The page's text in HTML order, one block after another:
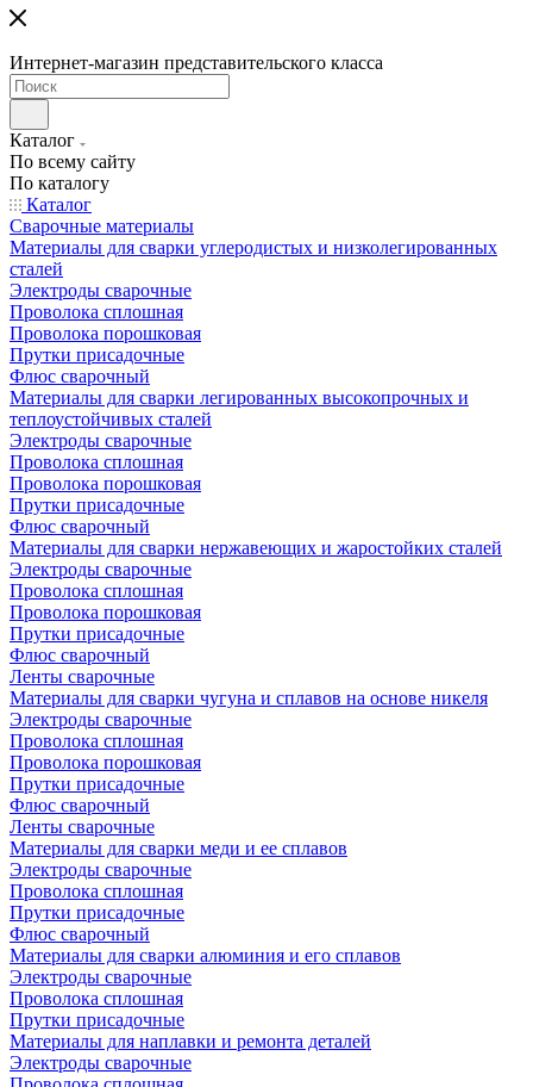
Интернет-магазин представительского класса
Каталог
По всему сайту
По каталогу
Каталог
Сварочные материалы
Материалы для сварки углеродистых и низколегированных
сталей
Электроды сварочные
Проволока сплошная
Проволока порошковая
Прутки присадочные
Флюс сварочный
Материалы для сварки легированных высокопрочных и
теплоустойчивых сталей
Электроды сварочные
Проволока сплошная
Проволока порошковая
Прутки присадочные
Флюс сварочный
Материалы для сварки нержавеющих и жаростойких сталей
Электроды сварочные
Проволока сплошная
Проволока порошковая
Прутки присадочные
Флюс сварочный
Ленты сварочные
Материалы для сварки чугуна и сплавов на основе никеля
Электроды сварочные
Проволока сплошная
Проволока порошковая
Прутки присадочные
Флюс сварочный
Ленты сварочные
Материалы для сварки меди и ее сплавов
Электроды сварочные
Проволока сплошная
Прутки присадочные
Флюс сварочный
Материалы для сварки алюминия и его сплавов
Электроды сварочные
Проволока сплошная
Прутки присадочные
Материалы для наплавки и ремонта деталей
Электроды сварочные